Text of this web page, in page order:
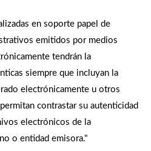
en soporte papel de
emitidos por medios
tendrán la
siempre que incluyan la
electrónicamente u otros
contrastar su autenticidad
electrónicos de la
o entidad emisora."